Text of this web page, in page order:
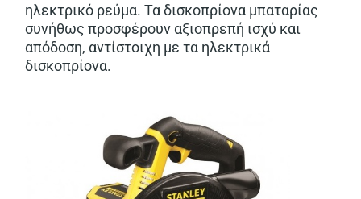
ηλεκτρικό ρεύμα. Τα δισκοπρίονα μπαταρίας
συνήθως προσφέρουν αξιοπρεπή ισχύ και
απόδοση, αντίστοιχη με τα ηλεκτρικά
δισκοπρίονα.